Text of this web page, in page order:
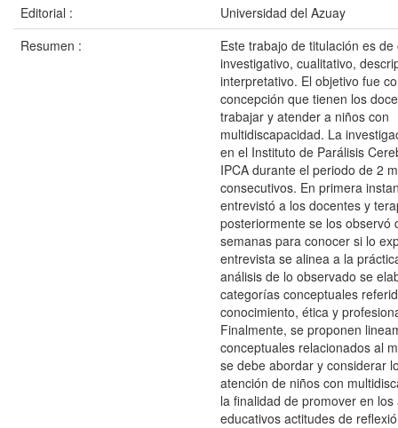
Editorial :
Universidad del Azuay
Resumen :
Este trabajo de titulación es
investigativo, cualitativo,
interpretativo. El objetivo fue
concepción que tienen los
trabajar y atender a niños con
multidiscapacidad. La
en el Instituto de Parálisis
IPCA durante el periodo de 2
consecutivos. En primera
entrevistó a los docentes y
posteriormente se los observó
semanas para conocer si lo
entrevista se alinea a la
análisis de lo observado se
categorías conceptuales
conocimiento, ética y
Finalmente, se proponen
conceptuales relacionados al
se debe abordar y considerar
atención de niños con
la finalidad de promover en los
educativos actitudes de